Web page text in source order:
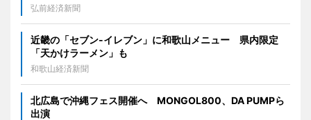
弘前経済新聞
近畿の「セブン-イレブン」に和歌山メニュー 県内限定
「天かけラーメン」も
和歌山経済新聞
北広島で沖縄フェス開催へ MONGOL800、DA PUMPら
出演